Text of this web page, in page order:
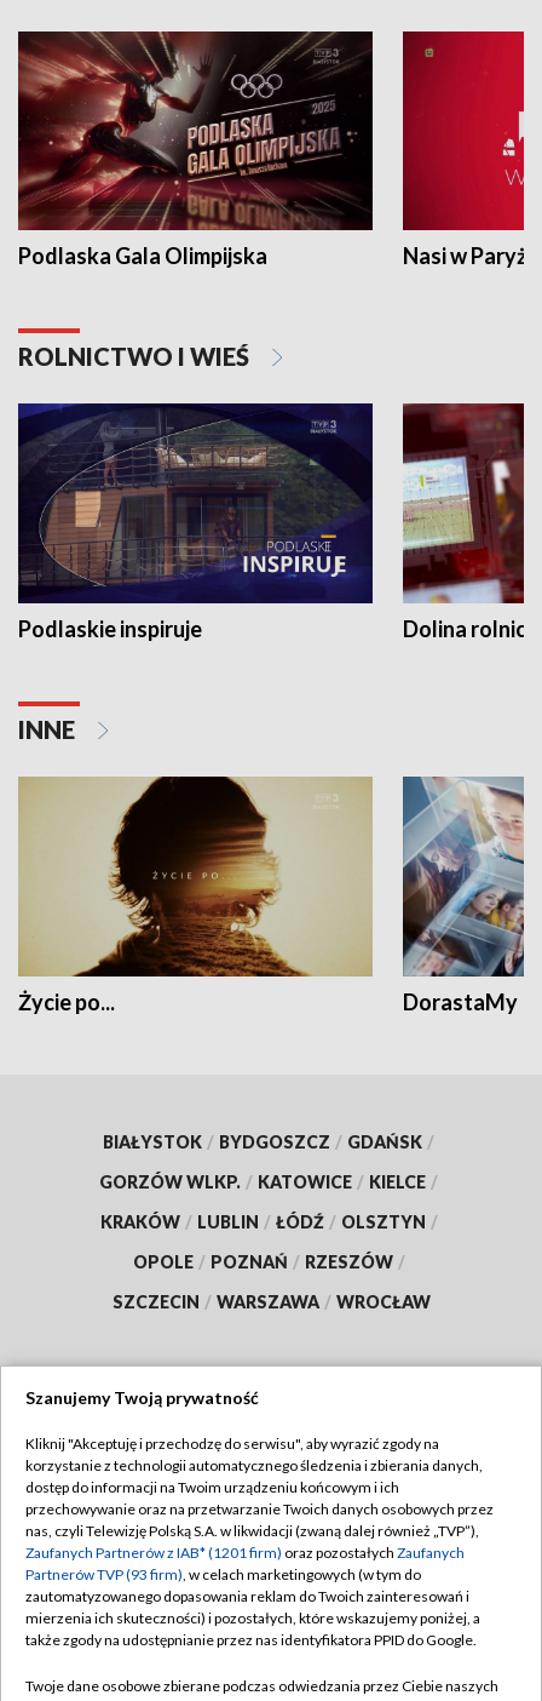
Podlaska Gala Olimpijska Nasi w Paryżu
ROLNICTWO I WIEŚ
Podlaskie inspiruje Dolina
INNE
Życie po... DorastaMy
BIAŁYSTOK / BYDGOSZCZ / GDAŃSK /
GORZÓW WLKP. / KATOWICE / KIELCE /
KRAKÓW / LUBLIN / ŁÓDŹ / OLSZTYN /
OPOLE / POZNAŃ / RZESZÓW /
SZCZECIN / WARSZAWA / WROCŁAW
TVP
Abonament TVP
Emisja w TVP
Centrum informacji TVP
Naziemna Telewizja Cyfrowa
Regulamin TVP
Polityka prywatności
Moje zgody
Pomoc
Szanujemy Twoją prywatność
Kliknij "Akceptuję i przechodzę do serwisu", aby wyrazić zgody na
korzystanie z technologii automatycznego śledzenia i zbierania danych,
dostęp do informacji na Twoim urządzeniu końcowym i ich
przechowywanie oraz na przetwarzanie Twoich danych osobowych przez
nas, czyli Telewizję Polską S.A. w likwidacji (zwaną dalej również „TVP”),
Zaufanych Partnerów z IAB* (1201 firm) oraz pozostałych Zaufanych
Partnerów TVP (93 firm), w celach marketingowych (w tym do
zautomatyzowanego dopasowania reklam do Twoich zainteresowań i
mierzenia ich skuteczności) i pozostałych, które wskazujemy poniżej, a
także zgody na udostępnianie przez nas identyfikatora PPID do Google.
Twoje dane osobowe zbierane podczas odwiedzania przez Ciebie naszych